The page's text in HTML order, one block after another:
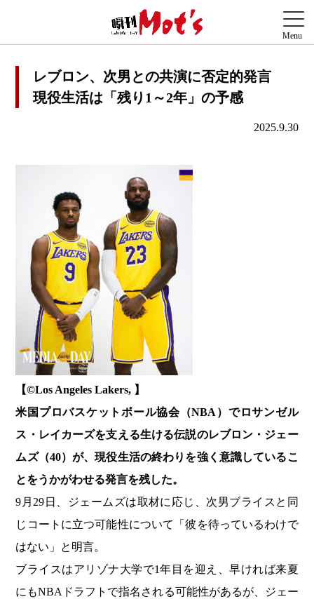
レブロン、次男との共演に否定的発言
現役生活は「残り1～2年」の予感
2025.9.30
【©️Los Angeles Lakers, 】
米国プロバスケットボール協会（NBA）でロサンゼル
ス・レイカーズを支える生ける伝説のレブロン・ジェー
ムズ（40）が、現役生活の終わりを強く意識しているこ
とをうかがわせる発言を残した。
9月29日、ジェームズは取材に応じ、次男ブライスと同
じコートに立つ可能性について「彼を待っているわけで
はない」と明言。
ブライスはアリゾナ大学で1年目を迎え、早ければ来夏
にもNBAドラフトで指名される可能性があるが、ジェー